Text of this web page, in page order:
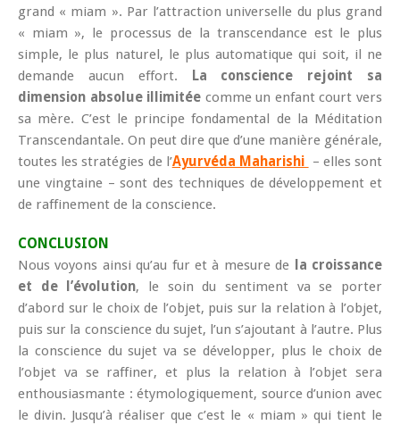
grand « miam ». Par l’attraction universelle du plus grand
« miam », le processus de la transcendance est le plus
simple, le plus naturel, le plus automatique qui soit, il ne
demande aucun effort.
La conscience rejoint sa
dimension absolue illimitée comme un enfant court vers
sa mère. C’est le principe fondamental de la Méditation
Transcendantale. On peut dire que d’une manière générale,
toutes les stratégies de l’Ayurvéda Maharishi – elles sont
une vingtaine – sont des techniques de développement et
de raffinement de la conscience.
CONCLUSION
Nous voyons ainsi qu’au fur et à mesure de
la croissance
et de l’évolution, le soin du sentiment va se porter
d’abord sur le choix de l’objet, puis sur la relation à l’objet,
puis sur la conscience du sujet, l’un s’ajoutant à l’autre. Plus
la conscience du sujet va se développer, plus le choix de
l’objet va se raffiner, et plus la relation à l’objet sera
enthousiasmante : étymologiquement, source d’union avec
le divin. Jusqu’à réaliser que c’est le « miam » qui tient le